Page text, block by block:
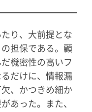
り、大前提とな
担保である。顧
機密性の高いフ
だけに、情報漏
、かつきめ細か
あった。また、